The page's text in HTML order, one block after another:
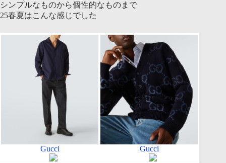
シンプルなものから個性的なものまで
25春夏はこんな感じでした
Gucci Gucci